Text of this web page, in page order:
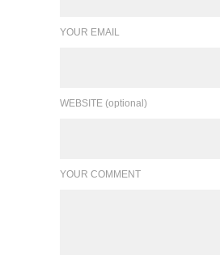
YOUR EMAIL
WEBSITE (optional)
YOUR COMMENT